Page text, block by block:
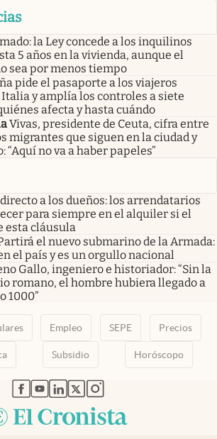
la Ley concede a los inquilinos
5 años en la vivienda, aunque el
sea por menos tiempo
pide el pasaporte a los viajeros
y amplía los controles a siete
afecta y hasta cuándo
Vivas, presidente de Ceuta, cifra entre
migrantes que siguen en la ciudad y
“Aquí no va a haber papeles”
a los dueños: los arrendatarios
para siempre en el alquiler si el
esta cláusula
el nuevo submarino de la Armada:
el país y es un orgullo nacional
Gallo, ingeniero e historiador: “Sin la
romano, el hombre hubiera llegado a
1000”
Empleo SEPE Precios
Subsidio Horóscopo
abre en nueva pestaña
abre en nueva pestaña
abre en nueva pestaña
abre en nueva pestaña
abre en nueva pestaña